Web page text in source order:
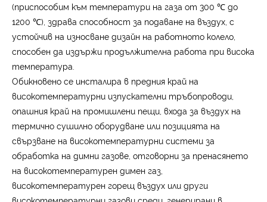
(приспособим към температури на газа от 300 ℃ до
1200 ℃), здрава способност за подаване на въздух, с
устойчив на износване дизайн на работното колело,
способен да издържи продължителна работа при висока
температура.
Обикновено се инсталира в предния край на
високотемпературни изпускателни тръбопроводи,
опашния край на промишлени пещи, входа за въздух на
термично сушилно оборудване или позицията на
свързване на високотемпературни системи за
обработка на димни газове, отговорни за пренасянето
на високотемпературен димен газ,
високотемпературен горещ въздух или други